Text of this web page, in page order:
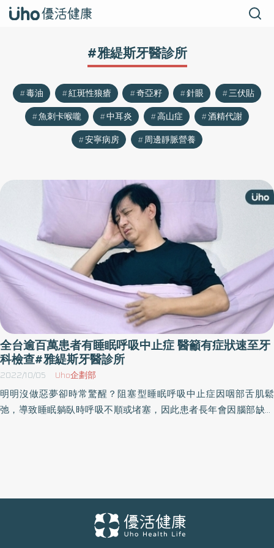
#雅緹斯牙醫診所
毒油 紅斑性狼瘡 奇亞籽 針眼
三伏貼
魚刺卡喉嚨
中耳炎 高山症
酒精代謝
安寧病房
周邊靜脈營養
全台逾百萬患者有睡眠呼吸中止症 醫籲有症狀速至牙
科檢查#雅緹斯牙醫診所
2022/10/05 Uho企劃部
明明沒做惡夢卻時常驚醒？阻塞型睡眠呼吸中止症因咽部舌肌鬆
弛，導致睡眠躺臥時呼吸不順或堵塞，因此患者長年會因腦部缺氧
而驚醒4-5次，白天精神不濟的狀況嚴重到無法與其他人正常社交，
就連假日也無法清醒著含飴弄孫。原本期待使用陽壓呼吸器能夠有